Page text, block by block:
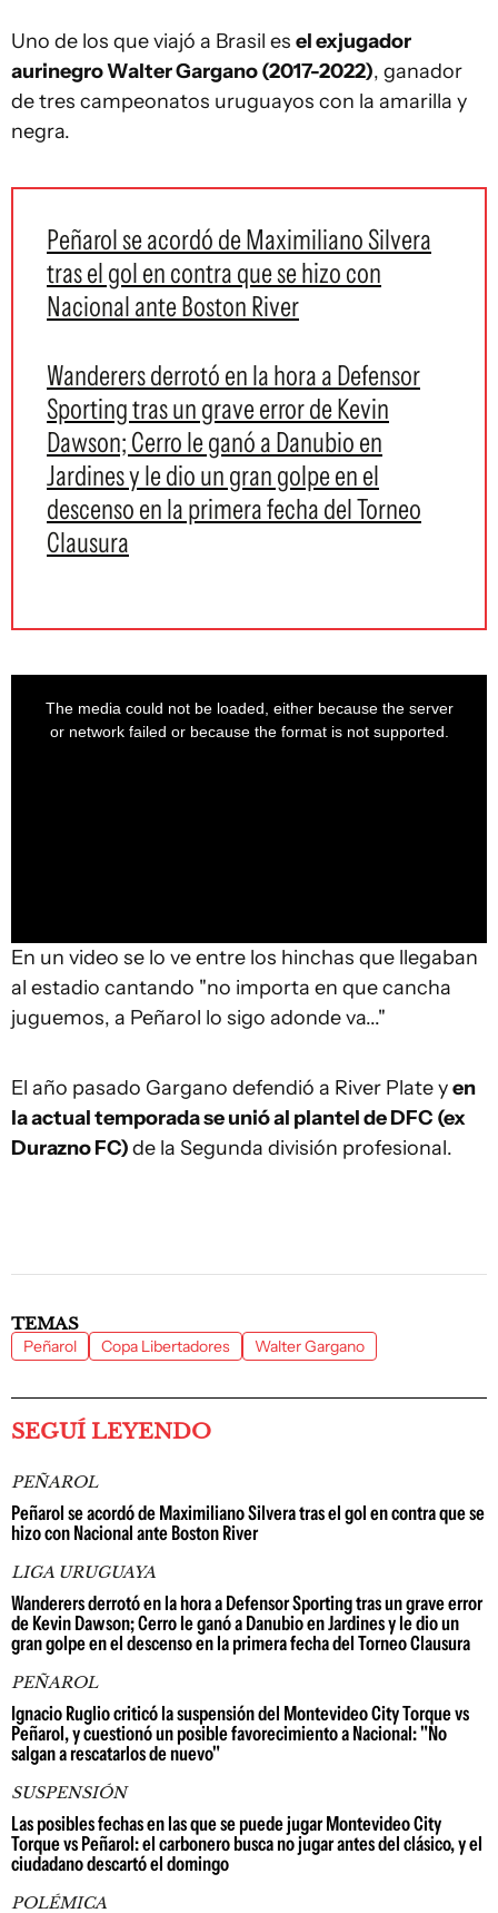
Uno de los que viajó a Brasil es el exjugador
aurinegro Walter Gargano (2017-2022), ganador
de tres campeonatos uruguayos con la amarilla y
negra.
Peñarol se acordó de Maximiliano Silvera
tras el gol en contra que se hizo con
Nacional ante Boston River
Wanderers derrotó en la hora a Defensor
Sporting tras un grave error de Kevin
Dawson; Cerro le ganó a Danubio en
Jardines y le dio un gran golpe en el
descenso en la primera fecha del Torneo
Clausura
The media could not be loaded, either because the server
or network failed or because the format is not supported.
En un video se lo ve entre los hinchas que llegaban
al estadio cantando "no importa en que cancha
juguemos, a Peñarol lo sigo adonde va..."
El año pasado Gargano defendió a River Plate yen
la actual temporada se unió al plantel de DFC (ex
Durazno FC)de la Segunda división profesional.
TEMAS
Peñarol Copa Libertadores Walter Gargano
SEGUÍ LEYENDO
PEÑAROL
Peñarol se acordó de Maximiliano Silvera tras el gol en contra que se
hizo con Nacional ante Boston River
LIGA URUGUAYA
Wanderers derrotó en la hora a Defensor Sporting tras un grave error
de Kevin Dawson; Cerro le ganó a Danubio en Jardines y le dio un
gran golpe en el descenso en la primera fecha del Torneo Clausura
PEÑAROL
Ignacio Ruglio criticó la suspensión del Montevideo City Torque vs
Peñarol, y cuestionó un posible favorecimiento a Nacional: "No
salgan a rescatarlos de nuevo"
SUSPENSIÓN
Las posibles fechas en las que se puede jugar Montevideo City
Torque vs Peñarol: el carbonero busca no jugar antes del clásico, y el
ciudadano descartó el domingo
POLÉMICA